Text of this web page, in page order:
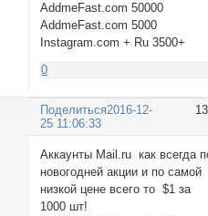
AddmeFast.com 50000
AddmeFast.com 5000
Instagram.com + Ru 3500+
0
Поделиться2016-12-
25 11:06:33
Аккаунты Mail.ru как всегда
новогодней акции и по самой
низкой цене всего то $1 за
1000 шт!